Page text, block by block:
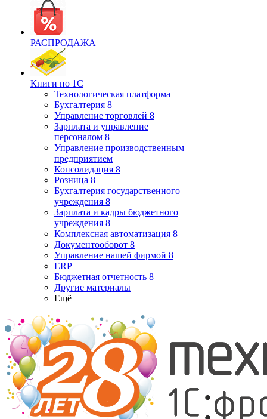
РАСПРОДАЖА
Книги по 1С
Технологическая платформа
Бухгалтерия 8
Управление торговлей 8
Зарплата и управление
персоналом 8
Управление производственным
предприятием
Консолидация 8
Розница 8
Бухгалтерия государственного
учреждения 8
Зарплата и кадры бюджетного
учреждения 8
Комплексная автоматизация 8
Документооборот 8
Управление нашей фирмой 8
ERP
Бюджетная отчетность 8
Другие материалы
Ещё